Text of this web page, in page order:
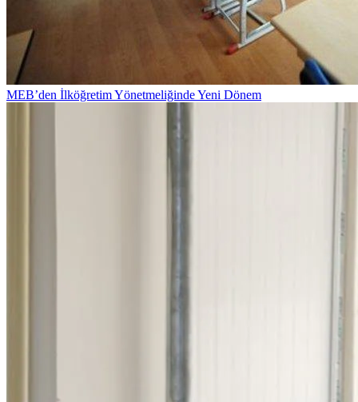
MEB’den İlköğretim Yönetmeliğinde Yeni Dönem